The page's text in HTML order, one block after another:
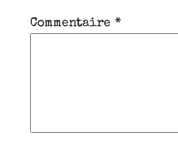
Commentaire *